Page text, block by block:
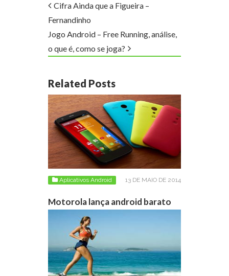
Cifra Ainda que a Figueira –
Fernandinho
Jogo Android – Free Running, análise,
o que é, como se joga?
Related Posts
Aplicativos Android 13 DE MAIO DE 2014
Motorola lança android barato